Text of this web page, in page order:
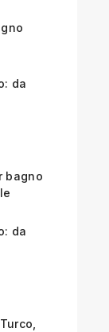
da
bagno
da